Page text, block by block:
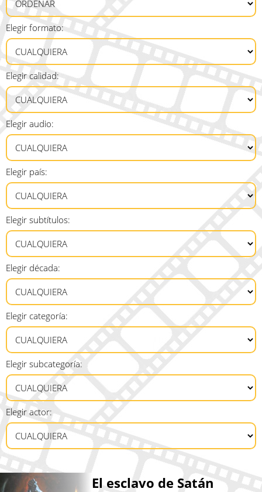
Elegir formato:
Elegir calidad:
Elegir audio:
Elegir país:
Elegir subtítulos:
Elegir década:
Elegir categoría:
Elegir subcategoría:
Elegir actor:
El esclavo de Satán